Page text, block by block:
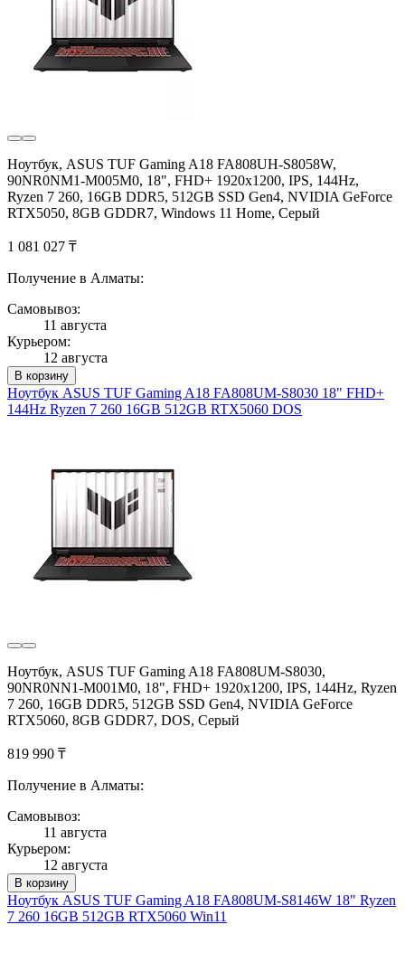
Ноутбук, ASUS TUF Gaming A18 FA808UH-S8058W,
90NR0NM1-M005M0, 18", FHD+ 1920x1200, IPS, 144Hz,
Ryzen 7 260, 16GB DDR5, 512GB SSD Gen4, NVIDIA GeForce
RTX5050, 8GB GDDR7, Windows 11 Home, Серый
1 081 027 ₸
Получение в Алматы:
Самовывоз:
11 августа
Курьером:
12 августа
В корзину
Ноутбук ASUS TUF Gaming A18 FA808UM-S8030 18" FHD+
144Hz Ryzen 7 260 16GB 512GB RTX5060 DOS
Ноутбук, ASUS TUF Gaming A18 FA808UM-S8030,
90NR0NN1-M001M0, 18", FHD+ 1920x1200, IPS, 144Hz, Ryzen
7 260, 16GB DDR5, 512GB SSD Gen4, NVIDIA GeForce
RTX5060, 8GB GDDR7, DOS, Серый
819 990 ₸
Получение в Алматы:
Самовывоз:
11 августа
Курьером:
12 августа
В корзину
Ноутбук ASUS TUF Gaming A18 FA808UM-S8146W 18" Ryzen
7 260 16GB 512GB RTX5060 Win11